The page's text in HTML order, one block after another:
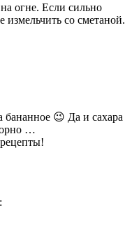
огне. Если сильно
измельчить со сметаной.
бананное 😉 Да и сахара
…
: